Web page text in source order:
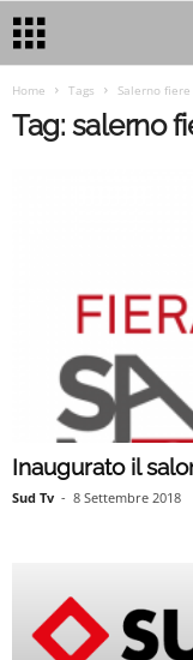
Home Tags Salerno fiere
Tag: salerno
Inaugurato il
Sud Tv - 8 Settembre 2018